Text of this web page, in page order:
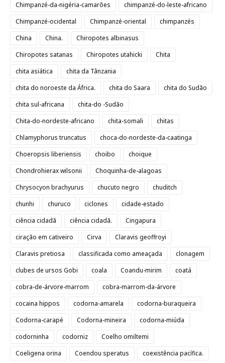
Chimpanzé-da-nigéria-camarões
chimpanzé-do-leste-africano
Chimpanzé-ocidental
Chimpanzé-oriental
chimpanzés
China
China.
Chiropotes albinasus
Chiropotes satanas
Chiropotes utahicki
Chita
chita asiática
chita da Tânzania
chita do noroeste da África.
chita do Saara
chita do Sudão
chita sul-africana
chita-do -Sudão
Chita-do-nordeste-africano
chita-somali
chitas
Chlamyphorus truncatus
choca-do-nordeste-da-caatinga
Choeropsis liberiensis
choibo
choique
Chondrohierax wilsonii
Choquinha-de-alagoas
Chrysocyon brachyurus
chucuto negro
chuditch
chunhi
churuco ciclones
cidade-estado
ciência cidadã
ciência cidadã.
Cingapura
ciração em cativeiro
Cirva
Claravis geoffroyi
Claravis pretiosa
classificada como ameaçada
clonagem
clubes de ursos Gobi
coala Coandu-mirim
coatá
cobra-de-árvore-marrom
cobra-marrom-da-árvore
cocaina hippos
codorna-amarela
codorna-buraqueira
Codorna-carapé
Codorna-mineira
codorna-miúda
codorninha
codorniz
Coelho omiltemi
Coeligena orina
Coendou speratus
coexistência pacífica.